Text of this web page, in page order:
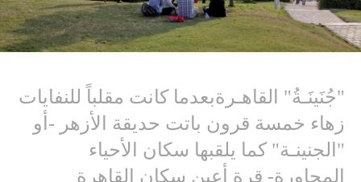
"جُنَينَـةُ" القاهـرةبعدما كانت مقلباً للنفايات
زهاء خمسة قرون باتت حديقة الأزهر -أو
"الجنينـة" كما يلقبها سكان الأحياء
المجاورة- قرة أعين سكان القاهرة